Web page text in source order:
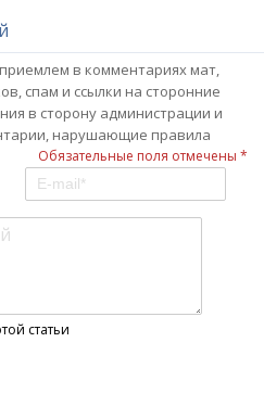
в комментариях мат,
спам и ссылки на сторонние
в сторону администрации и
нарушающие правила
Обязательные поля отмечены *
статьи